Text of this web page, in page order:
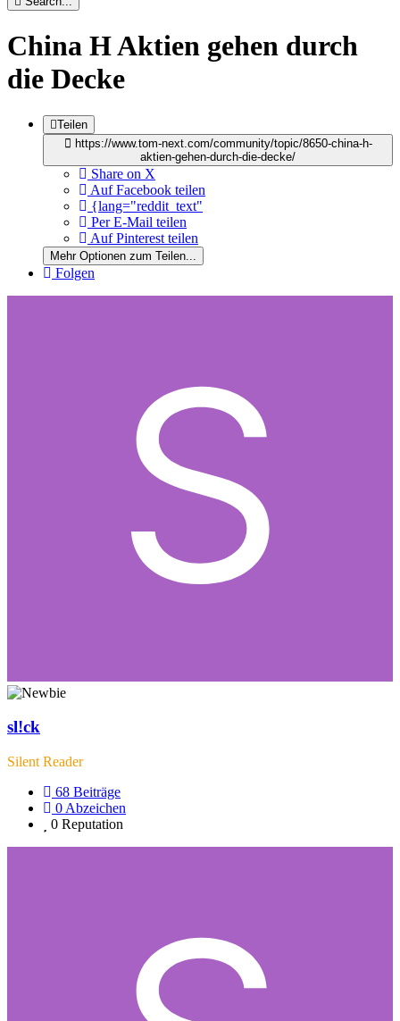
China H Aktien gehen durch
die Decke
Teilen
https://www.tom-next.com/community/topic/8650-china-h-
aktien-gehen-durch-die-decke/
Share on X
Auf Facebook teilen
{lang="reddit_text"
Per E-Mail teilen
Auf Pinterest teilen
Mehr Optionen zum Teilen...
Folgen
sl!ck
Silent Reader
68 Beiträge
0 Abzeichen
0 Reputation